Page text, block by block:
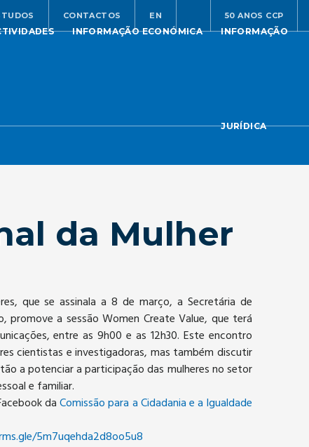
CONTACTOS EN 50 ANOS CCP
INFORMAÇÃO ECONÓMICA INFORMAÇÃO
JURÍDICA
da Mulher
que se assinala a 8 de março, a Secretária de
promove a sessão Women Create Value, que terá
entre as 9h00 e as 12h30. Este encontro
cientistas e investigadoras, mas também discutir
a potenciar a participação das mulheres no setor
e familiar.
daComissão para a Cidadania e a Igualdade
5m7uqehda2d8oo5u8